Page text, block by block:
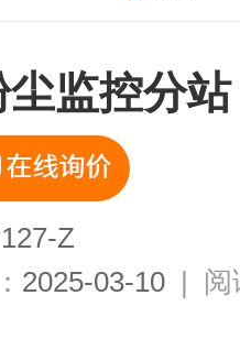
尘监控分站
Z
2025-03-10 | 阅